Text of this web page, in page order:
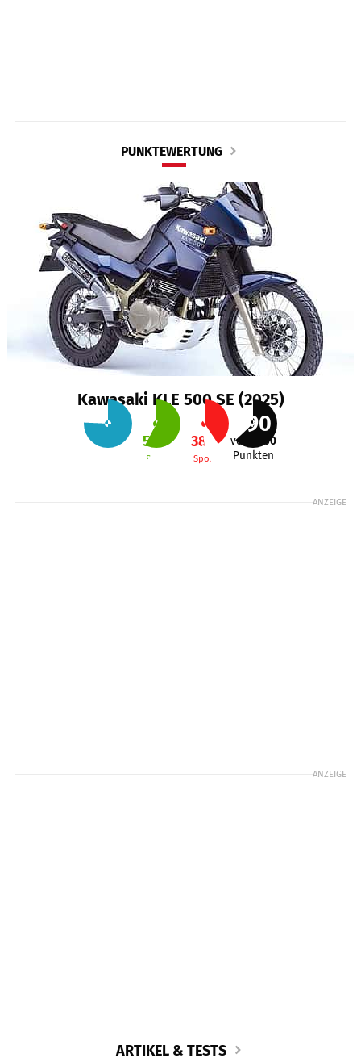
PUNKTEWERTUNG
Kawasaki KLE 500 SE (2025)
71 % 54 %
Reise
38 %
Sport
590
von
1000
Punkten
ANZEIGE
ANZEIGE
ARTIKEL & TESTS